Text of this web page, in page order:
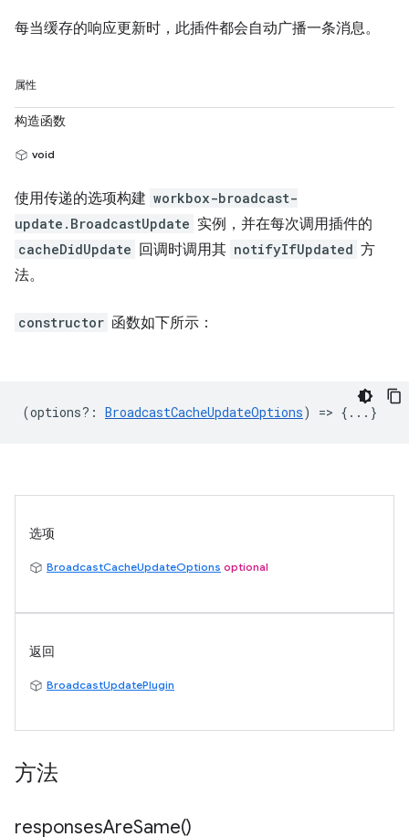
每当缓存的响应更新时，此插件都会自动广播一条消息。
属性
构造函数
void
使用传递的选项构建 workbox-broadcast-
update.BroadcastUpdate 实例，并在每次调用插件的
cacheDidUpdate 回调时调用其 notifyIfUpdated 方
法。
constructor 函数如下所示：
(options? : BroadcastCacheUpdateOptions) => {...}
选项
BroadcastCacheUpdateOptions optional
返回
BroadcastUpdatePlugin
方法
responsesAreSame()